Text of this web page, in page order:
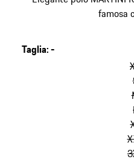
famosa
Taglia:-